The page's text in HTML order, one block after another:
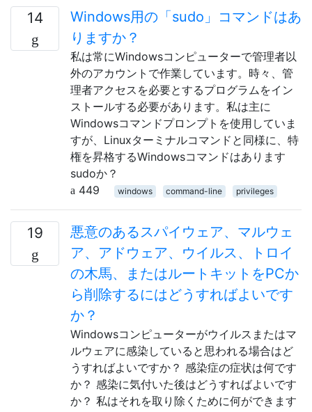
14
Windows用の「sudo」コマンドはあ
りますか？
私は常にWindowsコンピューターで管理者以
外のアカウントで作業しています。時々、管
理者アクセスを必要とするプログラムをイン
ストールする必要があります。私は主に
Windowsコマンドプロンプトを使用していま
すが、Linuxターミナルコマンドと同様に、特
権を昇格するWindowsコマンドはあります
sudoか？
449
windows command-line privileges
19
悪意のあるスパイウェア、マルウェ
ア、アドウェア、ウイルス、トロイ
の木馬、またはルートキットをPCか
ら削除するにはどうすればよいです
か？
Windowsコンピューターがウイルスまたはマ
ルウェアに感染していると思われる場合はど
うすればよいですか？ 感染症の症状は何です
か？ 感染に気付いた後はどうすればよいです
か？ 私はそれを取り除くために何ができます